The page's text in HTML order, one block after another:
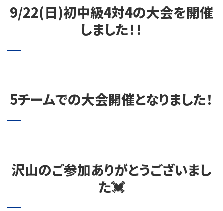
9/22(日)初中級4対4の大会を開催
しました！！
5チームでの大会開催となりました！
沢山のご参加ありがとうございまし
た💓